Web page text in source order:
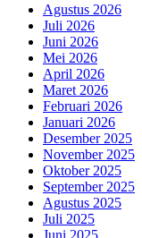
Agustus 2026
Juli 2026
Juni 2026
Mei 2026
April 2026
Maret 2026
Februari 2026
Januari 2026
Desember 2025
November 2025
Oktober 2025
September 2025
Agustus 2025
Juli 2025
Juni 2025